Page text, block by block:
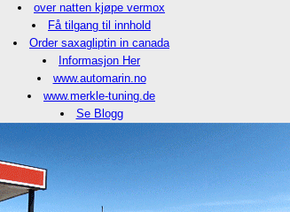
over natten kjøpe vermox
Få tilgang til innhold
Order saxagliptin in canada
Informasjon Her
www.automarin.no
www.merkle-tuning.de
Se Blogg